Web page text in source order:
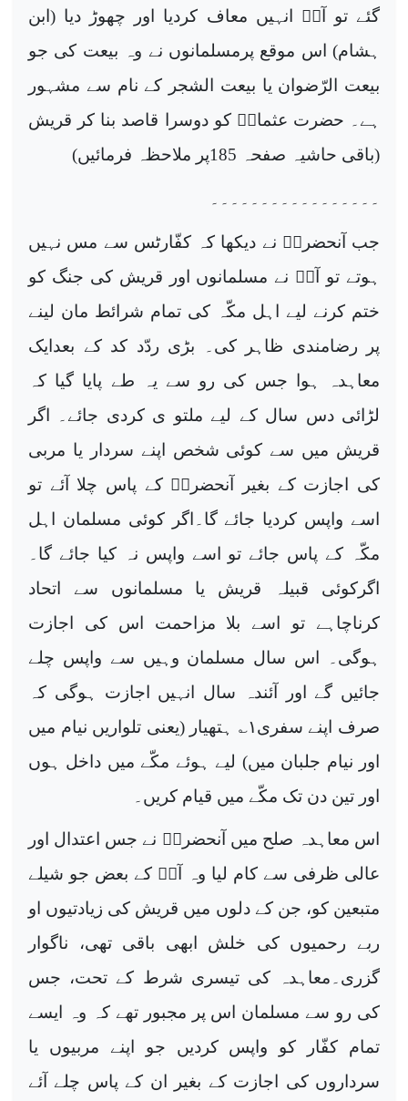
گئے تو آپؐ انہیں معاف کردیا اور چھوڑ دیا (ابن
ہشام) اس موقع پرمسلمانوں نے وہ بیعت کی جو
بیعت الرّضوان یا بیعت الشجر کے نام سے مشہور
ہے۔ حضرت عثمانؓ کو دوسرا قاصد بنا کر قریش
(باقی حاشیہ صفحہ 185پر ملاحظہ فرمائیں)
۔۔۔۔۔۔۔۔۔۔۔۔۔۔۔۔۔
جب آنحضرتؐ نے دیکھا کہ کفّارٹس سے مس نہیں
ہوتے تو آپؐ نے مسلمانوں اور قریش کی جنگ کو
ختم کرنے لیے اہل مکّہ کی تمام شرائط مان لینے
پر رضامندی ظاہر کی۔ بڑی ردّد کد کے بعدایک
معاہدہ ہوا جس کی رو سے یہ طے پایا گیا کہ
لڑائی دس سال کے لیے ملتو ی کردی جائے۔ اگر
قریش میں سے کوئی شخص اپنے سردار یا مربی
کی اجازت کے بغیر آنحضرتؐ کے پاس چلا آئے تو
اسے واپس کردیا جائے گا۔اگر کوئی مسلمان اہل
مکّہ کے پاس جائے تو اسے واپس نہ کیا جائے گا۔
اگرکوئی قبیلہ قریش یا مسلمانوں سے اتحاد
کرناچاہے تو اسے بلا مزاحمت اس کی اجازت
ہوگی۔ اس سال مسلمان وہیں سے واپس چلے
جائیں گے اور آئندہ سال انہیں اجازت ہوگی کہ
صرف اپنے سفری۱؎ ہتھیار (یعنی تلواریں نیام میں
اور نیام جلبان میں) لیے ہوئے مکّے میں داخل ہوں
اور تین دن تک مکّے میں قیام کریں۔
اس معاہدہ صلح میں آنحضرتؐ نے جس اعتدال اور
عالی ظرفی سے کام لیا وہ آپؐ کے بعض جو شیلے
متبعین کو، جن کے دلوں میں قریش کی زیادتیوں او
ربے رحمیوں کی خلش ابھی باقی تھی، ناگوار
گزری۔معاہدہ کی تیسری شرط کے تحت، جس
کی رو سے مسلمان اس پر مجبور تھے کہ وہ ایسے
تمام کفّار کو واپس کردیں جو اپنے مربیوں یا
سرداروں کی اجازت کے بغیر ان کے پاس چلے آئے